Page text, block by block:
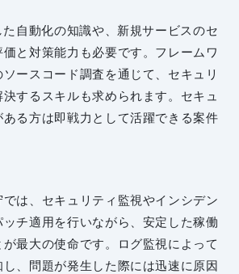
自動化の知識や、新規サービスのセ
と対策能力も必要です。フレームワ
ースコード調査を通じて、セキュリ
するスキルも求められます。セキュ
ある方は即戦力として活躍できる案件
は、セキュリティ監視やインシデン
ッチ適用を行いながら、安定した稼働
最大の使命です。ログ監視によって
、問題が発生した際には迅速に原因